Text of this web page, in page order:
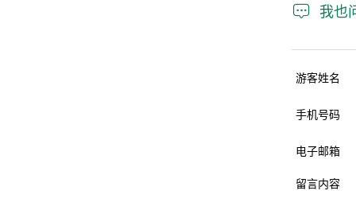
 我也
游客姓名
手机号码
电子邮箱
留言内容